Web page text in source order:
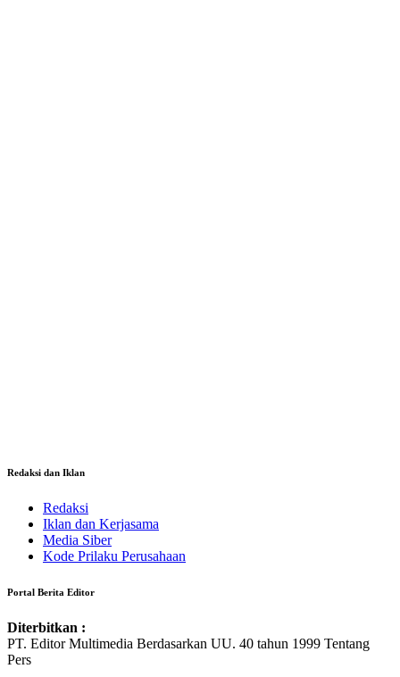
Redaksi dan Iklan
Redaksi
Iklan dan Kerjasama
Media Siber
Kode Prilaku Perusahaan
Portal Berita Editor
Diterbitkan :
PT. Editor Multimedia Berdasarkan UU. 40 tahun 1999 Tentang
Pers